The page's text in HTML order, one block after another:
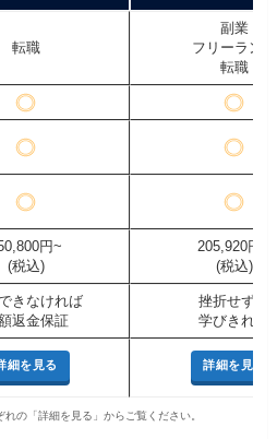
転職
副業
フリーランス
転職
円~
(税込)
205,920円~
(税込)
きなければ
返金保証
挫折せずに
学びきれる
細を見る 詳細を見る
の「詳細を見る」からご覧ください。